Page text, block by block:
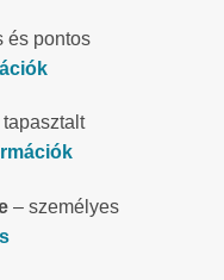
és pontos
tapasztalt
– személyes